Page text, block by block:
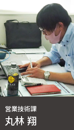
丸林 翔
営業技術課